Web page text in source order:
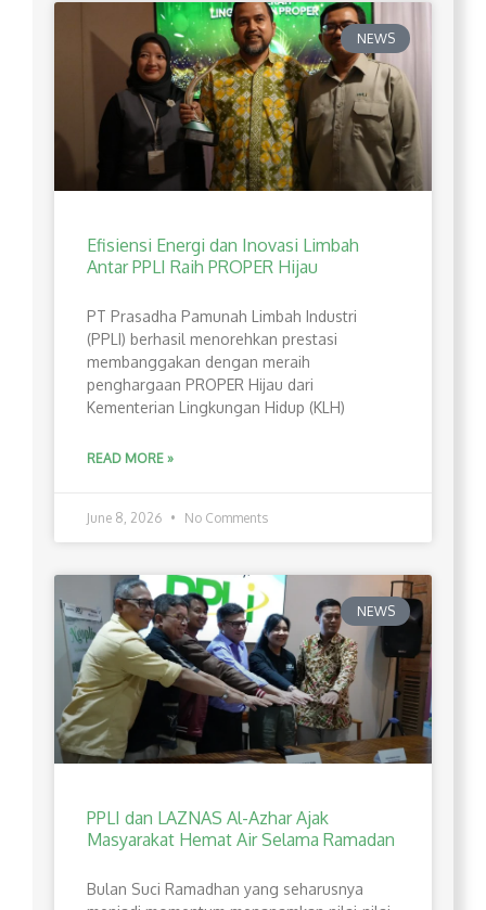
NEWS
Efisiensi Energi dan Inovasi Limbah
Antar PPLI Raih PROPER Hijau
PT Prasadha Pamunah Limbah Industri
(PPLI) berhasil menorehkan prestasi
membanggakan dengan meraih
penghargaan PROPER Hijau dari
Kementerian Lingkungan Hidup (KLH)
READ MORE »
June 8, 2026 No Comments
NEWS
PPLI dan LAZNAS Al-Azhar Ajak
Masyarakat Hemat Air Selama Ramadan
Bulan Suci Ramadhan yang seharusnya